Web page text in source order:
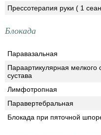
Прессотерапия руки ( 1
Блокада
Паравазальная
Параартикулярная мелкого
сустава
Лимфотропная
Паравертебральная
Блокада при пяточной